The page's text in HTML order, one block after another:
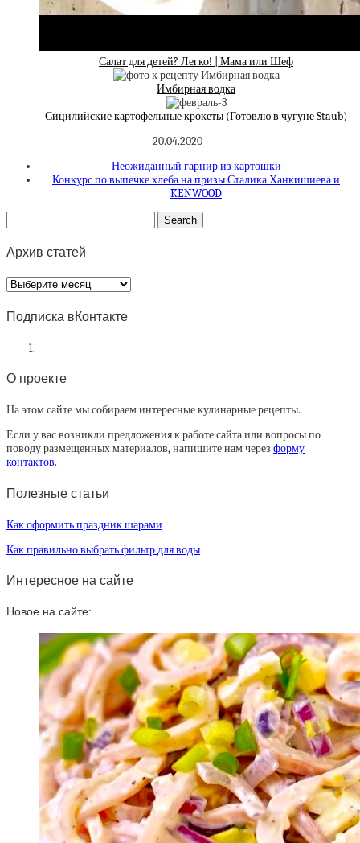
Салат для детей? Легко! | Мама или Шеф
Имбирная водка
Сицилийские картофельные крокеты (Готовлю в чугуне Staub)
20.04.2020
Неожиданный гарнир из картошки
Конкурс по выпечке хлеба на призы Сталика Ханкишиева и
KENWOOD
Архив статей
Архив
статей
Подписка вКонтакте
О проекте
На этом сайте мы собираем интересные кулинарные рецепты.
Если у вас возникли предложения к работе сайта или вопросы по
поводу размещенных материалов, напишите нам через форму
контактов.
Полезные статьи
Как оформить праздник шарами
Как правильно выбрать фильтр для воды
Интересное на сайте
Новое на сайте: